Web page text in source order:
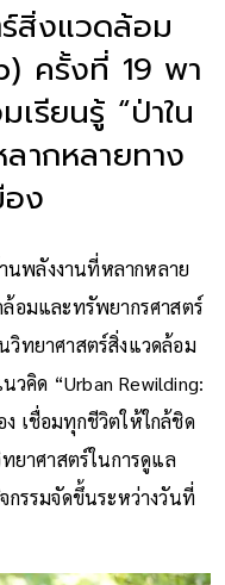
สิ่งแวดล้อม
ครั้งที่ 19 พา
เรียนรู้ “ป่าใน
ากหลายทาง
ง
นพลังงานที่หลากหลาย
อมและทรัพยากรศาสตร์
ทยาศาสตร์สิ่งแวดล้อม
วคิด “Urban Rewilding:
ง เชื่อมทุกชีวิตให้ใกล้ชิด
ยาศาสตร์ในการดูแล
กรรมจัดขึ้นระหว่างวันที่